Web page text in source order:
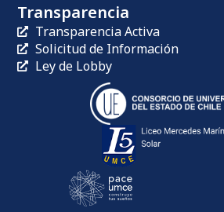
Transparencia
Transparencia Activa
Solicitud de Información
Ley de Lobby